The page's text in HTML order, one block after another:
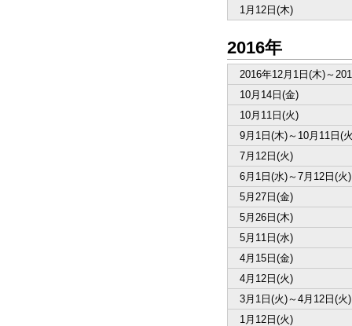
1月12日(木)
2016年
2016年12月1日(木)～
10月14日(金)
10月11日(火)
9月1日(木)～10月11日(
7月12日(火)
6月1日(水)～7月12日(火)
5月27日(金)
5月26日(木)
5月11日(水)
4月15日(金)
4月12日(火)
3月1日(火)～4月12日(火)
1月12日(火)